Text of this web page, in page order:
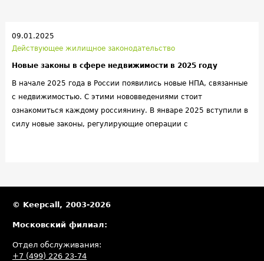
09.01.2025
Действующее жилищное законодательство
Новые законы в сфере недвижимости в 2025 году
В начале 2025 года в России появились новые НПА, связанные
с недвижимостью. С этими нововведениями стоит
ознакомиться каждому россиянину. В январе 2025 вступили в
силу новые законы, регулирующие операции с
© Keepcall, 2003-2026
Московский филиал:
Отдел обслуживания:
+7 (499) 226 23-74